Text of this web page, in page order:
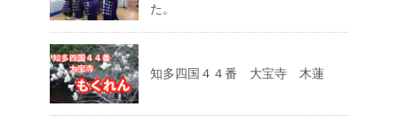
た。
知多四国４４番 大宝寺 木蓮